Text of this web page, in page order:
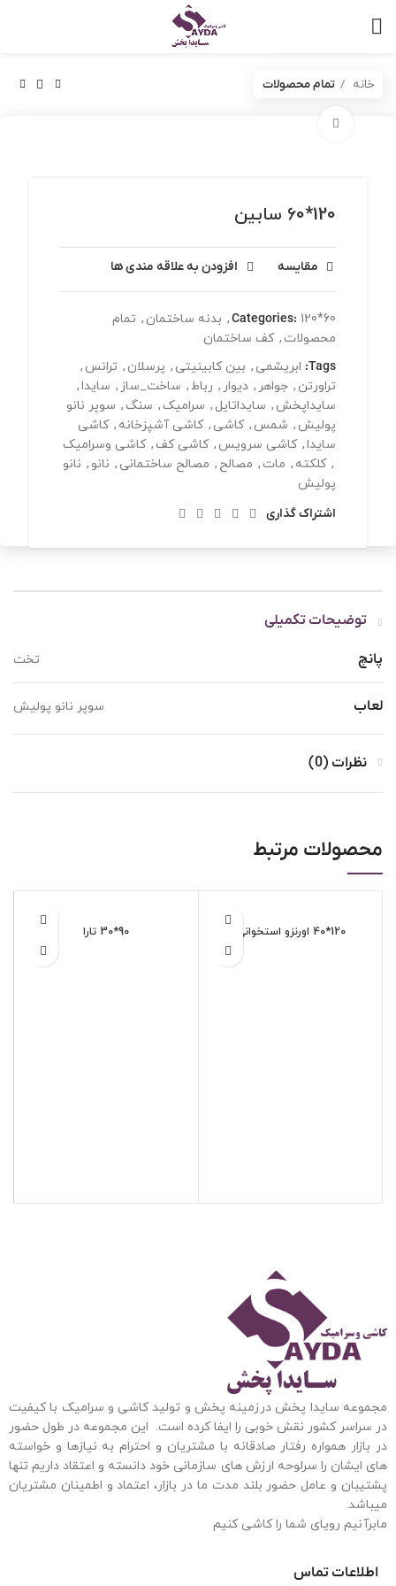
خانه تمام محصولات
120*60 سابین
مقایسه افزودن به علاقه مندی ها
Categories: 120*60
, بدنه ساختمان , تمام
محصولات , کف ساختمان
Tags: ابریشمی , بین کابینیتی , پرسلان , ترانس ,
تراورتن , جواهر , دیوار , رباط, ساخت_ساز , سایدا,
سایداپخش , سایداتایل , سرامیک , سنگ , سوپر نانو
پولیش , شمس , کاشی , کاشی آشپزخانه , کاشی
سایدا, کاشی سرویس , کاشی کف , کاشی وسرامیک
, کلکته , مات , مصالح , مصالح ساختمانی , نانو , نانو
پولیش
اشتراک گذاری
توضیحات تکمیلی
پانچ تخت
لعاب سوپر نانو پولیش
نظرات (0)
محصولات مرتبط
120*40 اورنزو استخوانی 90*30 تارا
مجموعه سایدا پخش درزمینه پخش و تولید کاشی و سرامیک با کیفیت
در سراسر کشور نقش خوبی را ایفا کرده است. این مجموعهدر طول حضور
در بازار همواره رفتار صادقانه با مشتریان و احترام به نیازها و خواسته
های ایشان را سرلوحه ارزش های سازمانی خود دانسته و اعتقاد داریم تنها
پشتیبان و عامل حضور بلند مدت ما در بازار، اعتماد و اطمینان مشتریان
میباشد.
مابرآنیم رویای شما را کاشی کنیم
اطلاعات تماس